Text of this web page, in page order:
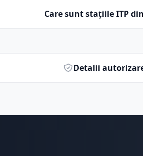
Care sunt stațiile ITP
Detalii